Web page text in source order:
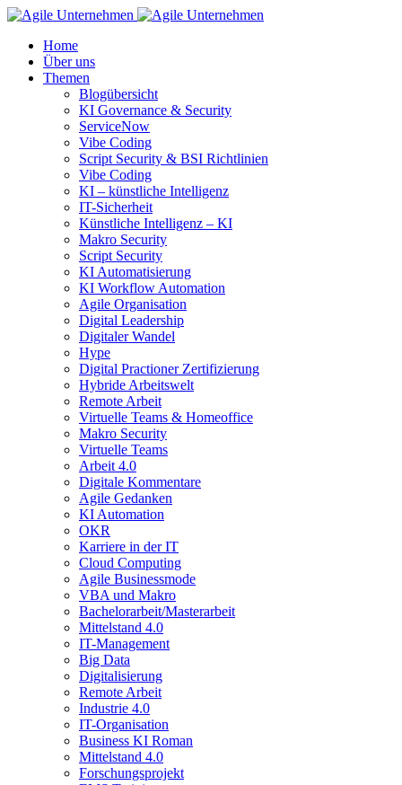
Home
Über uns
Themen
Blogübersicht
KI Governance & Security
ServiceNow
Vibe Coding
Script Security & BSI Richtlinien
Vibe Coding
KI – künstliche Intelligenz
IT-Sicherheit
Künstliche Intelligenz – KI
Makro Security
Script Security
KI Automatisierung
KI Workflow Automation
Agile Organisation
Digital Leadership
Digitaler Wandel
Hype
Digital Practioner Zertifizierung
Hybride Arbeitswelt
Remote Arbeit
Virtuelle Teams & Homeoffice
Makro Security
Virtuelle Teams
Arbeit 4.0
Digitale Kommentare
Agile Gedanken
KI Automation
OKR
Karriere in der IT
Cloud Computing
Agile Businessmode
VBA und Makro
Bachelorarbeit/Masterarbeit
Mittelstand 4.0
IT-Management
Big Data
Digitalisierung
Remote Arbeit
Industrie 4.0
IT-Organisation
Business KI Roman
Mittelstand 4.0
Forschungsprojekt